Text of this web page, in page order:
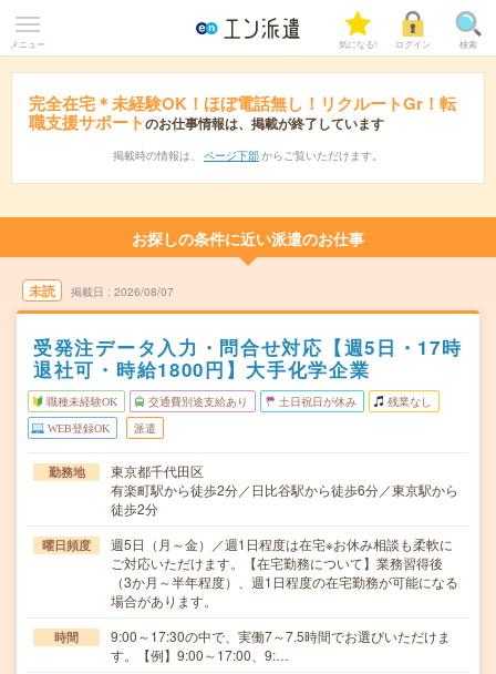
メニュー 気になる! ログイン 検索
完全在宅＊未経験OK！ほぼ電話無し！リクルートGr！転
職支援サポートのお仕事情報は、掲載が終了しています
掲載時の情報は、 ページ下部 からご覧いただけます。
お探しの条件に近い派遣のお仕事
未読 掲載日 2026/08/07
受発注データ入力・問合せ対応【週5日・17時
退社可・時給1800円】大手化学企業
職種未経験OK 交通費別途支給あり 土日祝日が休み 残業なし
WEB登録OK 派遣
勤務地
東京都千代田区
有楽町駅から徒歩2分／日比谷駅から徒歩6分／東京駅から
徒歩2分
曜日頻度
週5日（月～金）／週1日程度は在宅※お休み相談も柔軟に
ご対応いただけます。【在宅勤務について】業務習得後
（3か月～半年程度）、週1日程度の在宅勤務が可能になる
場合があります。
時間
9:00～17:30の中で、実働7～7.5時間でお選びいただけま
す。【例】9:00～17:00、9:…